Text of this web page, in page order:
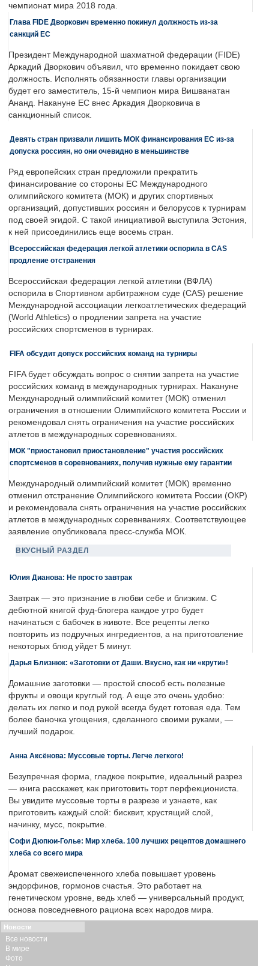
чемпионат мира 2018 года.
Глава FIDE Дворкович временно покинул должность из-за
санкций ЕС
Президент Международной шахматной федерации (FIDE)
Аркадий Дворкович объявил, что временно покидает свою
должность. Исполнять обязанности главы организации
будет его заместитель, 15-й чемпион мира Вишванатан
Ананд. Накануне ЕС внес Аркадия Дворковича в
санкционный список.
Девять стран призвали лишить МОК финансирования ЕС из-за
допуска россиян, но они очевидно в меньшинстве
Ряд европейских стран предложили прекратить
финансирование со стороны ЕС Международного
олимпийского комитета (МОК) и других спортивных
организаций, допустивших россиян и белорусов к турнирам
под своей эгидой. С такой инициативой выступила Эстония,
к ней присоединились еще восемь стран.
Всероссийская федерация легкой атлетики оспорила в CAS
продление отстранения
Всероссийская федерация легкой атлетики (ВФЛА)
оспорила в Спортивном арбитражном суде (CAS) решение
Международной ассоциации легкоатлетических федераций
(World Athletics) о продлении запрета на участие
российских спортсменов в турнирах.
FIFA обсудит допуск российских команд на турниры
FIFA будет обсуждать вопрос о снятии запрета на участие
российских команд в международных турнирах. Накануне
Международный олимпийский комитет (МОК) отменил
ограничения в отношении Олимпийского комитета России и
рекомендовал снять ограничения на участие российских
атлетов в международных соревнованиях.
МОК "приостановил приостановление" участия российских
спортсменов в соревнованиях, получив нужные ему гарантии
Международный олимпийский комитет (МОК) временно
отменил отстранение Олимпийского комитета России (ОКР)
и рекомендовала снять ограничения на участие российских
атлетов в международных соревнваниях. Соответствующее
заявление опубликовала пресс-служба МОК.
ВКУСНЫЙ РАЗДЕЛ
Юлия Дианова: Не просто завтрак
Завтрак — это признание в любви себе и близким. С
дебютной книгой фуд-блогера каждое утро будет
начинаться с бабочек в животе. Все рецепты легко
повторить из подручных ингредиентов, а на приготовление
некоторых блюд уйдет 5 минут.
Дарья Близнюк: «Заготовки от Даши. Вкусно, как ни «крути»!
Домашние заготовки — простой способ есть полезные
фрукты и овощи круглый год. А еще это очень удобно:
делать их легко и под рукой всегда будет готовая еда. Тем
более баночка угощения, сделанного своими руками, —
лучший подарок.
Анна Аксёнова: Муссовые торты. Легче легкого!
Безупречная форма, гладкое покрытие, идеальный разрез
— книга расскажет, как приготовить торт перфекциониста.
Вы увидите муссовые торты в разрезе и узнаете, как
приготовить каждый слой: бисквит, хрустящий слой,
начинку, мусс, покрытие.
Софи Дюпюи-Голье: Мир хлеба. 100 лучших рецептов домашнего
хлеба со всего мира
Аромат свежеиспеченного хлеба повышает уровень
эндорфинов, гормонов счастья. Это работает на
генетическом уровне, ведь хлеб — универсальный продукт,
основа повседневного рациона всех народов мира.
Новости
Все новости
В мире
Фото